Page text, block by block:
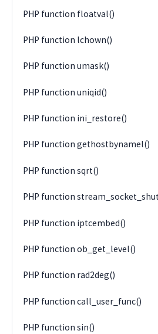
PHP function floatval()
PHP function lchown()
PHP function umask()
PHP function uniqid()
PHP function ini_restore()
PHP function gethostbynamel()
PHP function sqrt()
PHP function
PHP function iptcembed()
PHP function ob_get_level()
PHP function rad2deg()
PHP function call_user_func()
PHP function sin()